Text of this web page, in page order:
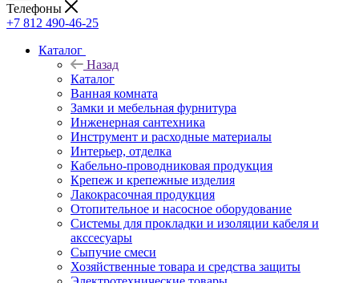
Телефоны
+7 812 490-46-25
Каталог
Назад
Каталог
Ванная комната
Замки и мебельная фурнитура
Инженерная сантехника
Инструмент и расходные материалы
Интерьер, отделка
Кабельно-проводниковая продукция
Крепеж и крепежные изделия
Лакокрасочная продукция
Отопительное и насосное оборудование
Системы для прокладки и изоляции кабеля и
акссесуары
Сыпучие смеси
Хозяйственные товара и средства защиты